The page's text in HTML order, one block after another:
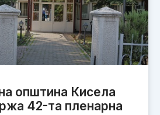
општина Кисела
42-та пленарна